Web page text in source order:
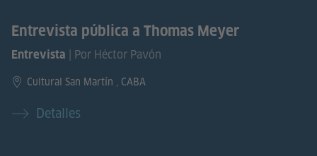
Entrevista pública a Thomas Meyer
Entrevista | Por Héctor Pavón
Cultural San Martín , CABA
Detalles